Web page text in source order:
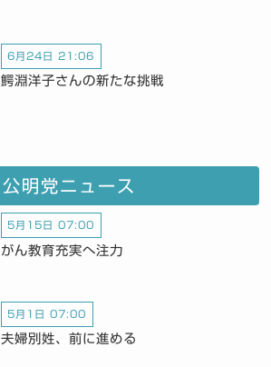
6月24日 21:06
鰐淵洋子さんの新たな挑戦
公明党ニュース
5月15日 07:00
がん教育充実へ注力
5月1日 07:00
夫婦別姓、前に進める